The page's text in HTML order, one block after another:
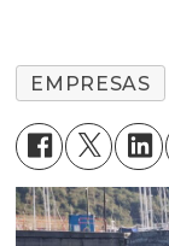
EMPRESAS